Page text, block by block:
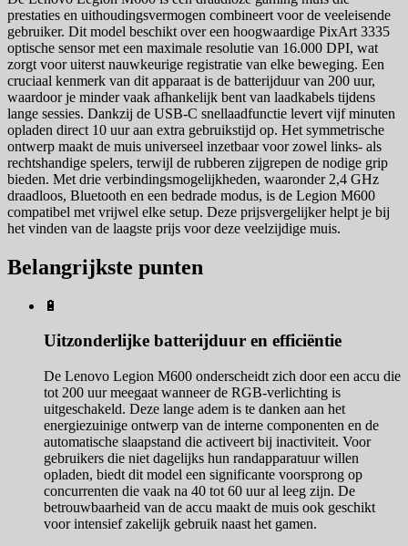
prestaties en uithoudingsvermogen combineert voor de veeleisende
gebruiker. Dit model beschikt over een hoogwaardige PixArt 3335
optische sensor met een maximale resolutie van 16.000 DPI, wat
zorgt voor uiterst nauwkeurige registratie van elke beweging. Een
cruciaal kenmerk van dit apparaat is de batterijduur van 200 uur,
waardoor je minder vaak afhankelijk bent van laadkabels tijdens
lange sessies. Dankzij de USB-C snellaadfunctie levert vijf minuten
opladen direct 10 uur aan extra gebruikstijd op. Het symmetrische
ontwerp maakt de muis universeel inzetbaar voor zowel links- als
rechtshandige spelers, terwijl de rubberen zijgrepen de nodige grip
bieden. Met drie verbindingsmogelijkheden, waaronder 2,4 GHz
draadloos, Bluetooth en een bedrade modus, is de Legion M600
compatibel met vrijwel elke setup. Deze prijsvergelijker helpt je bij
het vinden van de laagste prijs voor deze veelzijdige muis.
Belangrijkste punten
🔋
Uitzonderlijke batterijduur en efficiëntie
De Lenovo Legion M600 onderscheidt zich door een accu die
tot 200 uur meegaat wanneer de RGB-verlichting is
uitgeschakeld. Deze lange adem is te danken aan het
energiezuinige ontwerp van de interne componenten en de
automatische slaapstand die activeert bij inactiviteit. Voor
gebruikers die niet dagelijks hun randapparatuur willen
opladen, biedt dit model een significante voorsprong op
concurrenten die vaak na 40 tot 60 uur al leeg zijn. De
betrouwbaarheid van de accu maakt de muis ook geschikt
voor intensief zakelijk gebruik naast het gamen.